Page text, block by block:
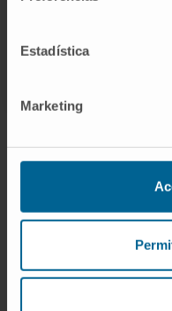
Estadística
Marketing
VER PUBLICACIÓN EN
Síguenos